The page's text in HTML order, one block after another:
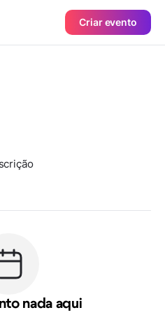
Criar evento
nada aqui